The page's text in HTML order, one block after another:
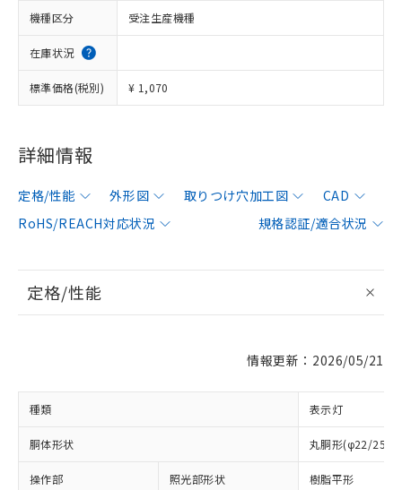
機種区分 受注生産機種
在庫状況
標準価格(税別) ¥ 1,070
詳細情報
定格/性能 外形図 取りつけ穴加工図
CAD
RoHS/REACH対応状況
規格認証/適合状況
定格/性能
情報更新：2026/05/21
種類 表示灯
胴体形状 丸胴形(φ22/
操作部 照光部形状 樹脂平形